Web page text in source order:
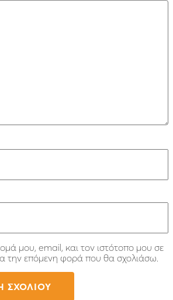
μου, email, και τον ιστότοπο μου σε
την επόμενη φορά που θα σχολιάσω.